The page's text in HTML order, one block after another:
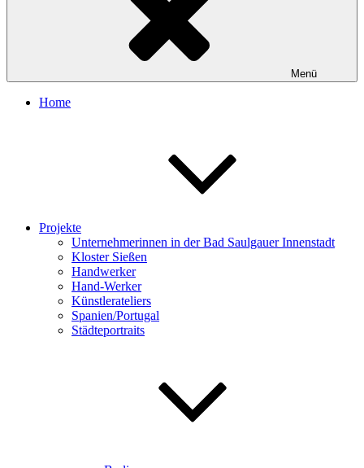
Menü
Home
Projekte
Unternehmerinnen in der Bad Saulgauer Innenstadt
Kloster Sießen
Handwerker
Hand-Werker
Künstlerateliers
Spanien/Portugal
Städteportraits